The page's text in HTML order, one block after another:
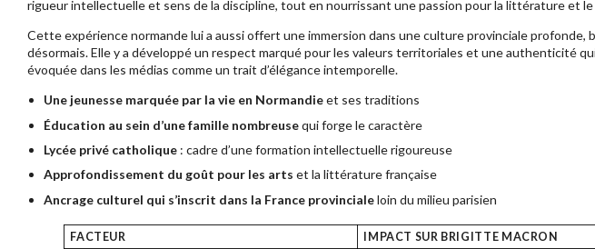
rigueur intellectuelle et sens de la discipline, tout en nourrissant une passion pour la littérature et
Cette expérience normande lui a aussi offert une immersion dans une culture provinciale
désormais. Elle y a développé un respect marqué pour les valeurs territoriales et une authenticité
évoquée dans les médias comme un trait d’élégance intemporelle.
Une jeunesse marquée par la vie en Normandieet ses traditions
Éducation au sein d’une famille nombreusequi forge le caractère
Lycée privé catholique : cadre d’une formation intellectuelle rigoureuse
Approfondissement du goût pour les arts et la littérature française
Ancrage culturel qui s’inscrit dans la France provincialeloin du milieu parisien
FACTEUR
IMPACT SUR BRIGITTE MACRON